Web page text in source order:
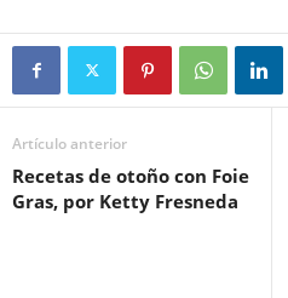
Artículo anterior
Recetas de otoño con Foie
Gras, por Ketty Fresneda